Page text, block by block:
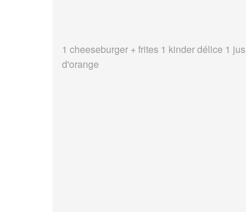
1 cheeseburger + frites 1 kinder délice 1 jus
d'orange